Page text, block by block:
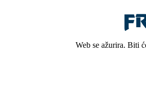
Web se ažurira. Biti